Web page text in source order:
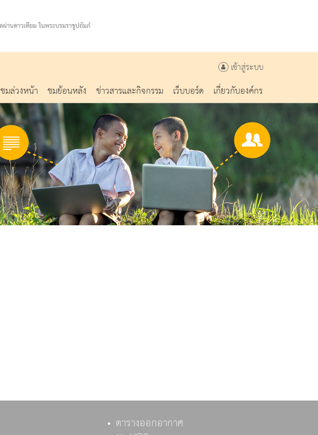
เข้าสู่ระบบ
ชมล่วงหน้า ชมย้อนหลัง ข่าวสารและกิจกรรม เว็บบอร์ด เกี่ยวกับองค์กร
ตารางออกอากาศ